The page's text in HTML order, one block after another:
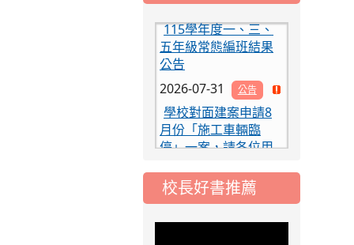
選人政見發表會
公告
2026-07-31
公告
學校對面建案申請8
月份「施工車輛臨
停」一案，請各位用
路人留意
2026-07-17
公告
動會國小游泳比賽楊
梅區代表選手 集訓及
比賽通知
校長好書推薦